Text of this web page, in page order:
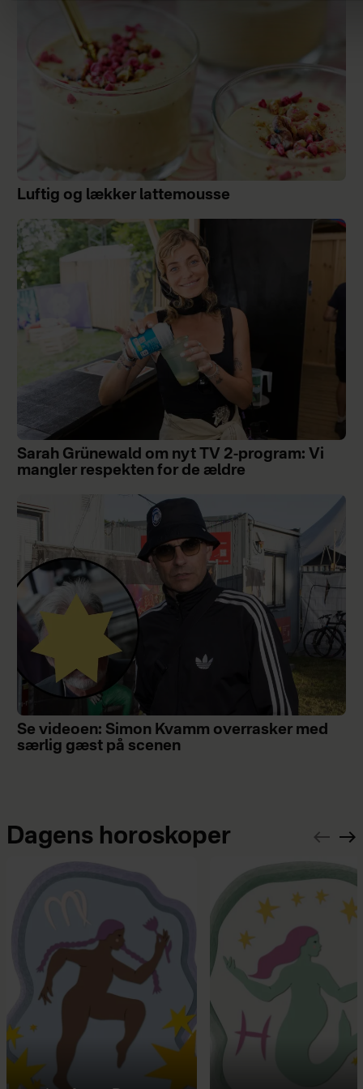
Luftig og lækker lattemousse
Sarah Grünewald om nyt TV 2-program: Vi
mangler respekten for de ældre
Se videoen: Simon Kvamm overrasker med
særlig gæst på scenen
Dagens horoskoper